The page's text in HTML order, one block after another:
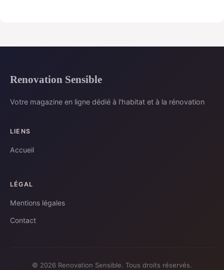
Renovation Sensible
Votre magazine en ligne dédié à l'habitat et à la rénovation
LIENS
Accueil
LÉGAL
Mentions légales
Contact
© 2026 Renovation Sensible. Tous droits réservés.